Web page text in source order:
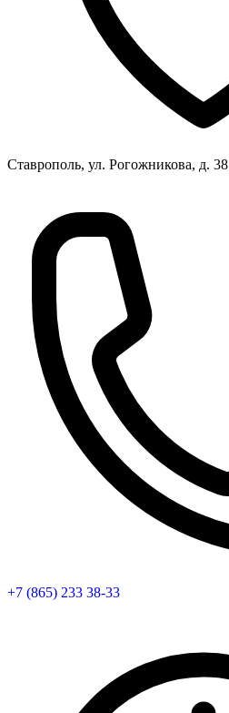
Ставрополь, ул. Рогожникова, д. 38
+7 (865) 233 38-33